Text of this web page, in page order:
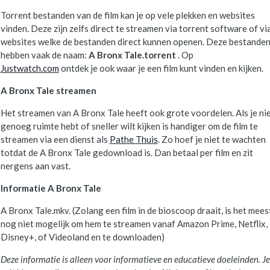
Torrent bestanden van de film kan je op vele plekken en websites
vinden. Deze zijn zelfs direct te streamen via torrent software of
websites welke de bestanden direct kunnen openen. Deze bestanden
hebben vaak de naam: A Bronx Tale.torrent . Op
Justwatch.com ontdek je ook waar je een film kunt vinden en kijken.
A Bronx Tale streamen
Het streamen van A Bronx Tale heeft ook grote voordelen. Als je
genoeg ruimte hebt of sneller wilt kijken is handiger om de film te
streamen via een dienst als Pathe Thuis. Zo hoef je niet te wachten
totdat de A Bronx Tale gedownload is. Dan betaal per film en zit
nergens aan vast.
Informatie A Bronx Tale
A Bronx Tale.mkv. (Zolang een film in de bioscoop draait, is het
nog niet mogelijk om hem te streamen vanaf Amazon Prime, Netflix,
Disney+, of Videoland en te downloaden)
Deze informatie is alleen voor informatieve en educatieve doeleinden. Je